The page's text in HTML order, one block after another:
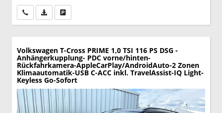
Wir rufen Sie anPDF-Datei, Fahrzeugexposé drucken
Volkswagen T-Cross PRIME 1,0 TSI 116 PS DSG -
Anhängerkupplung- PDC vorne/hinten-
Rückfahrkamera-AppleCarPlay/AndroidAuto-2 Zonen
Klimaautomatik-USB C-ACC inkl. TravelAssist-IQ Light-
Keyless Go-Sofort